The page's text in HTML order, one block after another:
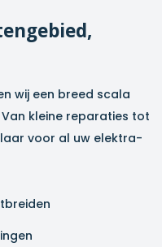
wij een breed scala
kleine reparaties tot
voor al uw elektra-